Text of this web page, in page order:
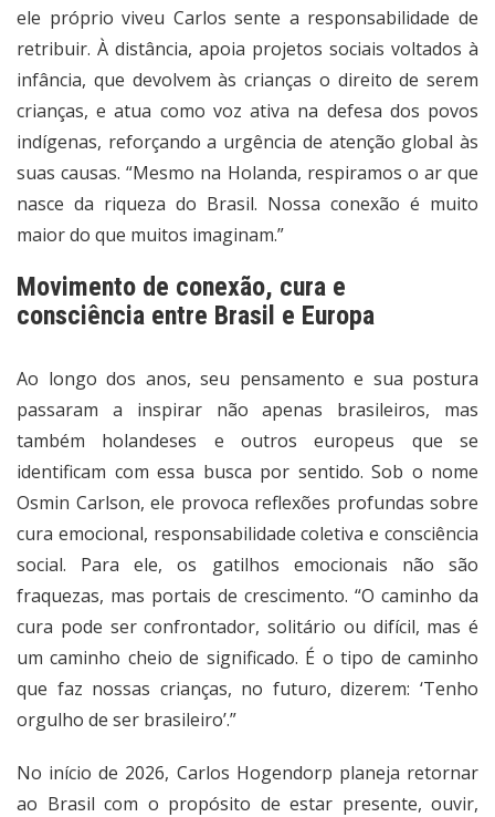
ele próprio viveu Carlos sente a responsabilidade de
retribuir. À distância, apoia projetos sociais voltados à
infância, que devolvem às crianças o direito de serem
crianças, e atua como voz ativa na defesa dos povos
indígenas, reforçando a urgência de atenção global às
suas causas. “Mesmo na Holanda, respiramos o ar que
nasce da riqueza do Brasil. Nossa conexão é muito
maior do que muitos imaginam.”
Movimento de conexão, cura e
consciência entre Brasil e Europa
Ao longo dos anos, seu pensamento e sua postura
passaram a inspirar não apenas brasileiros, mas
também holandeses e outros europeus que se
identificam com essa busca por sentido. Sob o nome
Osmin Carlson, ele provoca reflexões profundas sobre
cura emocional, responsabilidade coletiva e consciência
social. Para ele, os gatilhos emocionais não são
fraquezas, mas portais de crescimento. “O caminho da
cura pode ser confrontador, solitário ou difícil, mas é
um caminho cheio de significado. É o tipo de caminho
que faz nossas crianças, no futuro, dizerem: ‘Tenho
orgulho de ser brasileiro’.”
No início de 2026, Carlos Hogendorp planeja retornar
ao Brasil com o propósito de estar presente, ouvir,